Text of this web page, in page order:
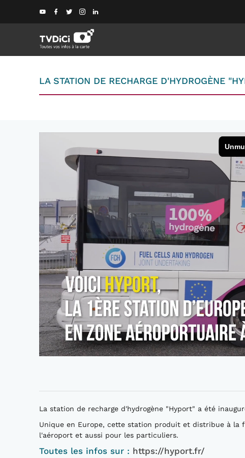
LA STATION DE RECHARGE D'HYDROGÈNE
La station de recharge d'hydrogène "Hyport" a été
Unique en Europe, cette station produit et distribue à la
l'aéroport et aussi pour les particuliers.
Toutes les infos sur : https://hyport.fr/